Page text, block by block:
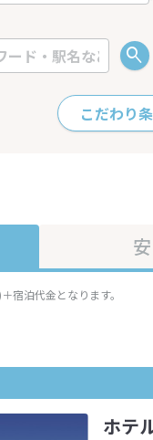
こだわり
宿泊代金となります。
ホテ